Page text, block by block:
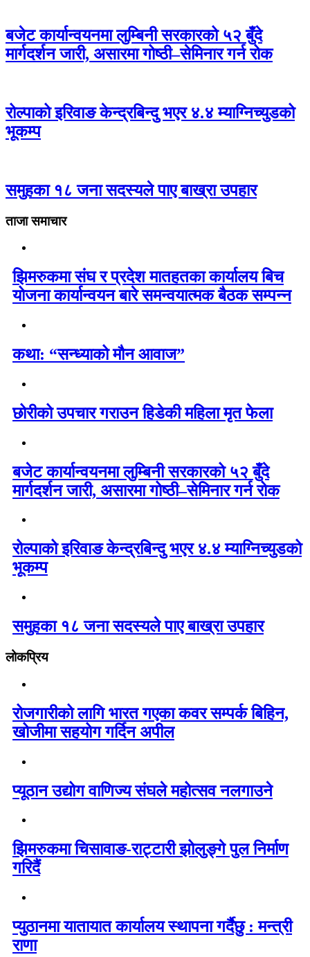
बजेट कार्यान्वयनमा लुम्बिनी सरकारको ५२ बुँदे
मार्गदर्शन जारी, असारमा गोष्ठी–सेमिनार गर्न रोक
रोल्पाको इरिवाङ केन्द्रबिन्दु भएर ४.४ म्याग्निच्युडको
भूकम्प
समुहका १८ जना सदस्यले पाए बाख्रा उपहार
ताजा समाचार
झिमरुकमा संघ र प्रदेश मातहतका कार्यालय बिच
योजना कार्यान्वयन बारे समन्वयात्मक बैठक सम्पन्न
कथा: “सन्ध्याको मौन आवाज”
छोरीको उपचार गराउन हिडेकी महिला मृत फेला
बजेट कार्यान्वयनमा लुम्बिनी सरकारको ५२ बुँदे
मार्गदर्शन जारी, असारमा गोष्ठी–सेमिनार गर्न रोक
रोल्पाको इरिवाङ केन्द्रबिन्दु भएर ४.४ म्याग्निच्युडको
भूकम्प
समुहका १८ जना सदस्यले पाए बाख्रा उपहार
लोकप्रिय
रोजगारीको लागि भारत गएका कवर सम्पर्क बिहिन,
खोजीमा सहयोग गर्दिन अपील
प्यूठान उद्योग वाणिज्य संघले महोत्सव नलगाउने
झिमरुकमा चिसावाङ-राट्टारी झोलुङ्गे पुल निर्माण
गरिदैं
प्युठानमा यातायात कार्यालय स्थापना गर्दैछु : मन्त्री
राणा